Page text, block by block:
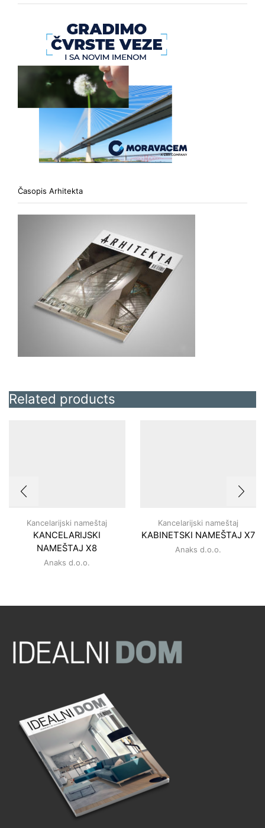
Časopis Arhitekta
Related products
Kancelarijski nameštaj
KANCELARIJSKI
NAMEŠTAJ X8
Anaks d.o.o.
Kancelarijski nameštaj
KABINETSKI NAMEŠTAJ X7
Anaks d.o.o.